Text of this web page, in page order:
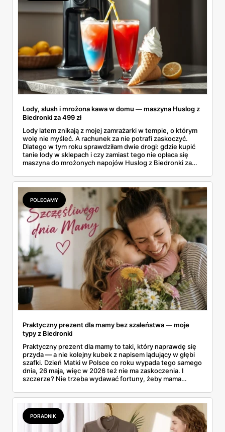
Lody, slush i mrożona kawa w domu — maszyna Huslog z
Biedronki za 499 zł
Lody latem znikają z mojej zamrażarki w tempie, o którym
wolę nie myśleć. A rachunek za nie potrafi zaskoczyć.
Dlatego w tym roku sprawdziłam dwie drogi: gdzie kupić
tanie lody w sklepach i czy zamiast tego nie opłaca się
maszyna do mrożonych napojów Huslog z Biedronki za
kawę w domu, bez wychodzenia po nie do sklepu.
Postanowiłam policzyć, kiedy naprawdę się to zwraca.
POLECAMY
Praktyczny prezent dla mamy bez szaleństwa — moje
typy z Biedronki
Praktyczny prezent dla mamy to taki, który naprawdę się
przyda — a nie kolejny kubek z napisem lądujący w głębi
szafki. Dzień Matki w Polsce co roku wypada tego samego
dnia, 26 maja, więc w 2026 też nie ma zaskoczenia. I
szczerze? Nie trzeba wydawać fortuny, żeby mama
ważną od 21 do 30 maja i wynotowałam to, co sama
wrzuciłabym do koszyka bez wahania: kosmetyki, perfumy
i drobiazgi, które kobiety faktycznie zużywają. Ceny
zaczynają się od kilkunastu złotych, a efekt bywa lepszy
niż niejeden droższy zestaw.
PORADNIK